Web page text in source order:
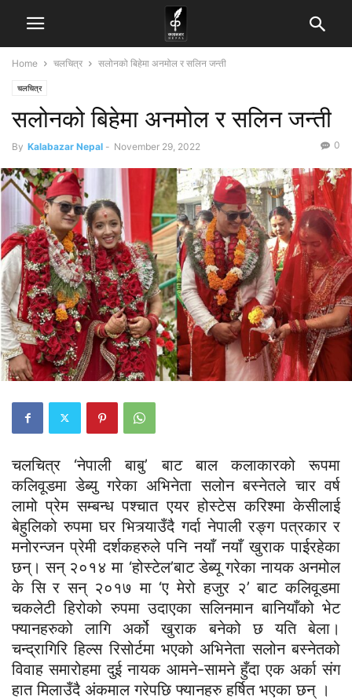
Home चलचित्र सलोनको बिहेमा अनमोल र सलिन जन्ती
चलचित्र
सलोनको बिहेमा अनमोल र सलिन जन्ती
By Kalabazar Nepal - November 29, 2022 0
चलचित्र ‘नेपाली बाबु’ बाट बाल कलाकारको रूपमा
कलिवूडमा डेब्यु गरेका अभिनेता सलोन बस्नेतले चार वर्ष
लामो प्रेम सम्बन्ध पश्चात एयर होस्टेस करिश्मा केसीलाई
बेहुलिको रुपमा घर भित्र्याउँदै गर्दा नेपाली रङ्ग पत्रकार र
मनोरन्जन प्रेमी दर्शकहरुले पनि नयाँ नयाँ खुराक पाईरहेका
छन्। सन् २०१४ मा ‘होस्टेल’बाट डेब्यू गरेका नायक अनमोल
के सि र सन् २०१७ मा ‘ए मेरो हजुर २’ बाट कलिवूडमा
चकलेटी हिरोको रुपमा उदाएका सलिनमान बानियाँको भेट
फ्यानहरुको लागि अर्को खुराक बनेको छ यति बेला।
चन्द्रागिरि हिल्स रिसोर्टमा भएको अभिनेता सलोन बस्नेतको
विवाह समारोहमा दुई नायक आमने-सामने हुँदा एक अर्का संग
हात मिलाउँदै अंकमाल गरेपछि फ्यानहरु हर्षित भएका छन् ।